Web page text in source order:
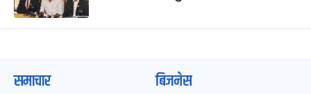
समाचार बिजनेस